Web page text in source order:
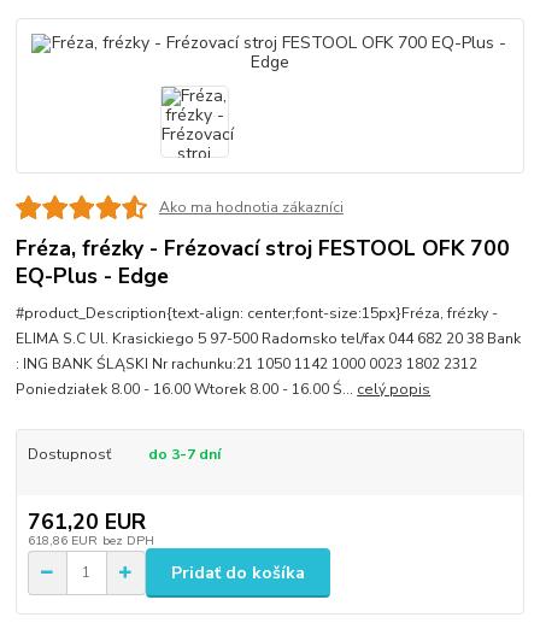
Ako ma hodnotia zákazníci
Fréza, frézky - Frézovací stroj FESTOOL OFK 700
EQ-Plus - Edge
#product_Description{text-align: center;font-size:15px}Fréza, frézky -
ELIMA S.C Ul. Krasickiego 5 97-500 Radomsko tel/fax 044 682 20 38 Bank
: ING BANK ŚLĄSKI Nr rachunku:21 1050 1142 1000 0023 1802 2312
Poniedziałek 8.00 - 16.00 Wtorek 8.00 - 16.00 Ś... celý popis
Dostupnosť do 3-7 dní
761,20 EUR
618,86 EUR bez DPH
Pridať do košíka